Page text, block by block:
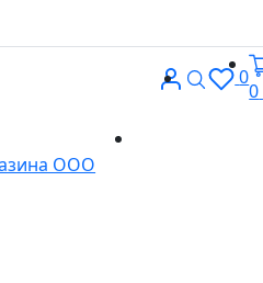
ВходПоиск
0
0
ООО